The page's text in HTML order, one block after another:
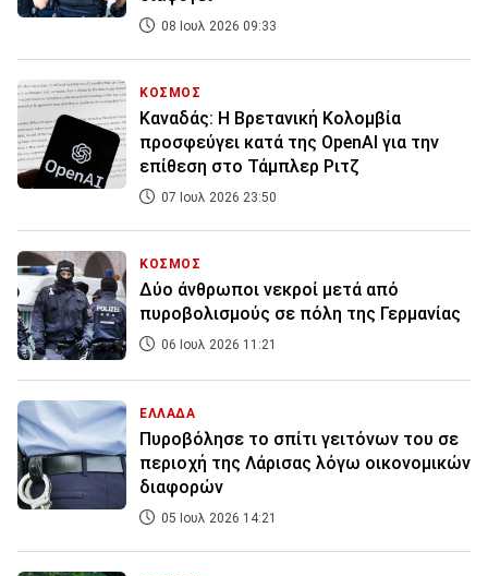
08 Ιουλ 2026 09:33
ΚΟΣΜΟΣ
Καναδάς: Η Βρετανική Κολομβία
προσφεύγει κατά της OpenAI για την
επίθεση στο Τάμπλερ Ριτζ
07 Ιουλ 2026 23:50
ΚΟΣΜΟΣ
Δύο άνθρωποι νεκροί μετά από
πυροβολισμούς σε πόλη της Γερμανίας
06 Ιουλ 2026 11:21
ΕΛΛΑΔΑ
Πυροβόλησε το σπίτι γειτόνων του σε
περιοχή της Λάρισας λόγω οικονομικών
διαφορών
05 Ιουλ 2026 14:21